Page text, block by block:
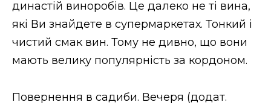
династій виноробів. Це далеко не ті вина,
які Ви знайдете в супермаркетах. Тонкий і
чистий смак вин. Тому не дивно, що вони
мають велику популярність за кордоном.
Повернення в садиби. Вечеря (додат.